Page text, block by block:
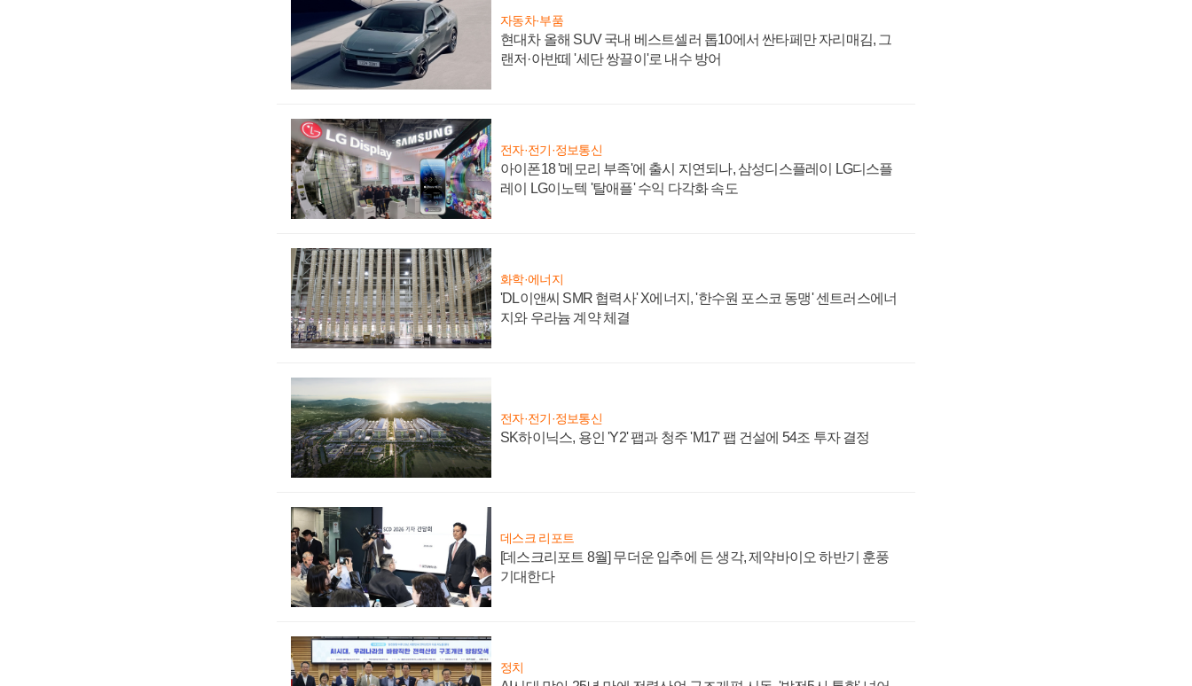
자동차·부품
현대차 올해 SUV 국내 베스트셀러 톱10에서 싼타페만 자리매김, 그
랜저·아반떼 '세단 쌍끌이'로 내수 방어
전자·전기·정보통신
아이폰18 '메모리 부족'에 출시 지연되나, 삼성디스플레이 LG디스플
레이 LG이노텍 '탈애플' 수익 다각화 속도
화학·에너지
'DL이앤씨 SMR 협력사' X에너지, '한수원 포스코 동맹' 센트러스에너
지와 우라늄 계약 체결
전자·전기·정보통신
SK하이닉스, 용인 'Y2' 팹과 청주 'M17' 팹 건설에 54조 투자 결정
데스크 리포트
[데스크리포트 8월] 무더운 입추에 든 생각, 제약바이오 하반기 훈풍
기대한다
정치